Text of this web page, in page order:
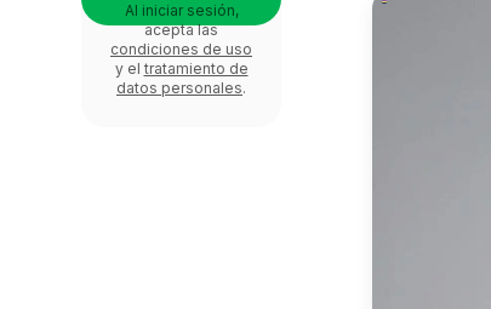
Al iniciar sesión,
acepta las
condiciones de uso
y el tratamiento de
datos personales.